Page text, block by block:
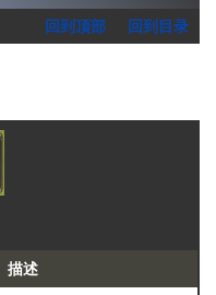
回到顶部 回到目录
描述